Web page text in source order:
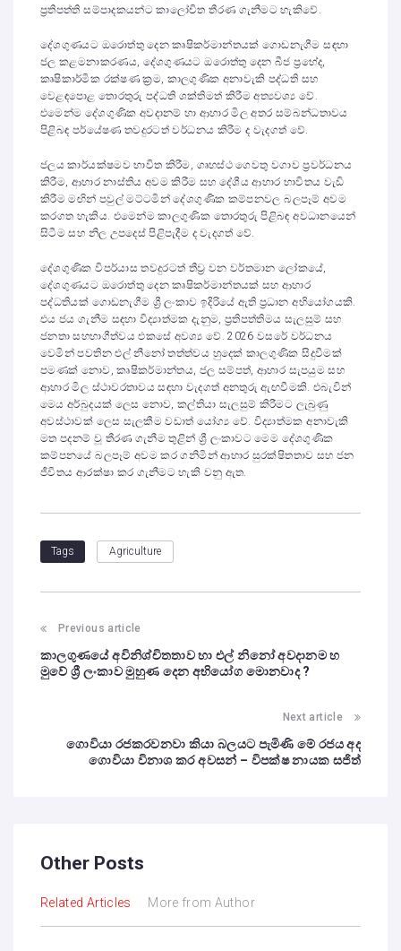
ප්‍රතිපත්ති සම්පාදකයන්ට කාලෝචිත තීරණ ගැනීමට හැකිවේ.
දේශගුණයට ඔරොත්තු දෙන කෘෂිකර්මාන්තයක් ගොඩනැගීම සඳහා
ජල කළමනාකරණය, දේශගුණයට ඔරොත්තු දෙන බීජ ප්‍රභේද,
කෘෂිකාර්මික රක්ෂණ ක්‍රම, කාලගුණික අනාවැකි පද්ධති සහ
වෙළඳපොළ තොරතුරු පද්ධති ශක්තිමත් කිරීම අත්‍යවශ්‍ය වේ.
එමෙන්ම දේශගුණික අවදානම් හා ආහාර මිල අතර සම්බන්ධතාවය
පිළිබඳ පර්යේෂණ තවදුරටත් වර්ධනය කිරීම ද වැදගත් වේ.
ජලය කාර්යක්ෂමව භාවිත කිරීම, ගෘහස්ථ ගෙවතු වගාව ප්‍රවර්ධනය
කිරීම, ආහාර නාස්තිය අවම කිරීම සහ දේශීය ආහාර භාවිතය වැඩි
කිරීම මඟින් පවුල් මට්ටමින් දේශගුණික කම්පනවල බලපෑම් අවම
කරගත හැකිය. එමෙන්ම කාලගුණික තොරතුරු පිළිබඳ අවධානයෙන්
සිටීම සහ නිල උපදෙස් පිළිපැදීම ද වැදගත් වේ.
දේශගුණික විපර්යාස තවදුරටත් තීව්‍ර වන වර්තමාන ලෝකයේ,
දේශගුණයට ඔරොත්තු දෙන කෘෂිකර්මාන්තයක් සහ ආහාර
පද්ධතියක් ගොඩනැගීම ශ්‍රී ලංකාව ඉදිරියේ ඇති ප්‍රධාන අභියෝගයකි.
එය ජය ගැනීම සඳහා විද්‍යාත්මක දැනුම, ප්‍රතිපත්තිමය සැලසුම් සහ
ජනතා සහභාගීත්වය එකසේ අවශ්‍ය වේ. 2026 වසරේ වර්ධනය
වෙමින් පවතින එල් නීනෝ තත්ත්වය හුදෙක් කාලගුණික සිදුවීමක්
පමණක් නොව, කෘෂිකර්මාන්තය, ජල සම්පත්, ආහාර සැපයුම සහ
ආහාර මිල ස්ථාවරතාවය සඳහා වැදගත් අනතුරු ඇඟවීමකි. එබැවින්
මෙය අර්බුදයක් ලෙස නොව, කල්තියා සැලසුම් කිරීමට ලැබුණු
අවස්ථාවක් ලෙස සැලකීම වඩාත් යෝග්‍ය වේ. විද්‍යාත්මක අනාවැකි
මත පදනම් වූ තීරණ ගැනීම තුළින් ශ්‍රී ලංකාවට මෙම දේශගුණික
කම්පනයේ බලපෑම් අවම කර ගනිමින් ආහාර සුරක්ෂිතතාව සහ ජන
ජීවිතය ආරක්ෂා කර ගැනීමට හැකි වනු ඇත.
Tags Agriculture
Previous article
කාලගුණයේ අවිනිශ්චිතතාව හා එල් නිනෝ අවදානම හ
මුවේ ශ්‍රී ලංකාව මුහුණ දෙන අභියෝග මොනවාද ?
Next article
ගොවියා රජකරවනවා කියා බලයට පැමිණි මේ රජය අද
ගොවියා විනාශ කර අවසන් – විපක්ෂ නායක සජිත්
Other Posts
Related Articles More from Author